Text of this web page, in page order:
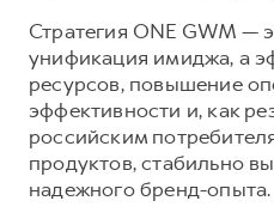
Стратегия ONE GWM —
унификация имиджа, а
ресурсов, повышение
эффективности и, как
российским
продуктов, стабильно
надежного бренд-опыта.